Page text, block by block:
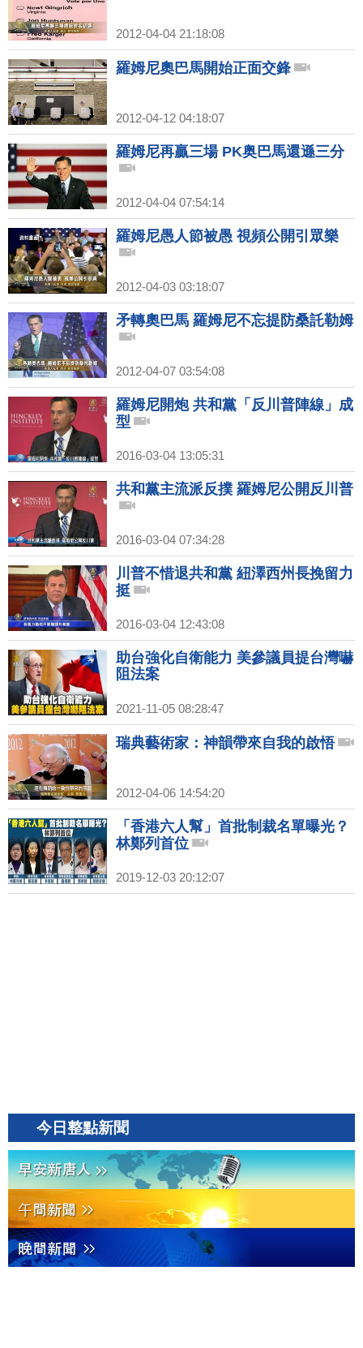
2012-04-04 21:18:08
羅姆尼奧巴馬開始正面交鋒
2012-04-12 04:18:07
羅姆尼再贏三場 PK奥巴馬還遜三分
2012-04-04 07:54:14
羅姆尼愚人節被愚 視頻公開引眾樂
2012-04-03 03:18:07
矛轉奧巴馬 羅姆尼不忘提防桑託勒姆
2012-04-07 03:54:08
羅姆尼開炮 共和黨「反川普陣線」成
型
2016-03-04 13:05:31
共和黨主流派反撲 羅姆尼公開反川普
2016-03-04 07:34:28
川普不惜退共和黨 紐澤西州長挽留力
挺
2016-03-04 12:43:08
助台強化自衛能力 美參議員提台灣嚇
阻法案
2021-11-05 08:28:47
瑞典藝術家：神韻帶來自我的啟悟
2012-04-06 14:54:20
「香港六人幫」首批制裁名單曝光？
林鄭列首位
2019-12-03 20:12:07
今日整點新聞